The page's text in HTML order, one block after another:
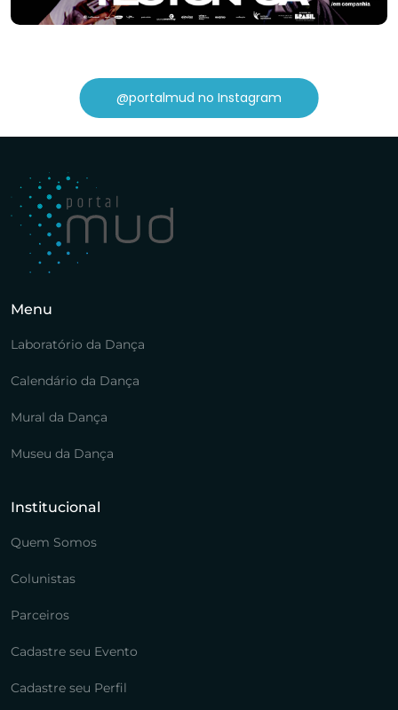
@portalmud no Instagram
Menu
Laboratório da Dança
Calendário da Dança
Mural da Dança
Museu da Dança
Institucional
Quem Somos
Colunistas
Parceiros
Cadastre seu Evento
Cadastre seu Perfil